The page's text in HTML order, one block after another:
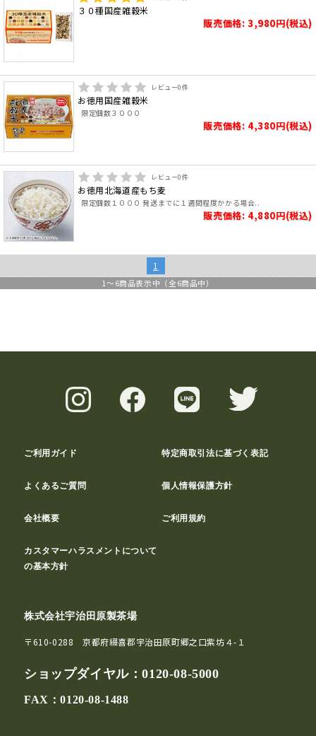
３０種国産雑穀米
販売価格: 3,980円(税込)
レビュー0件
お徳用国産雑穀米
限定個数３０００
販売価格: 4,380円(税込)
レビュー0件
お徳用北海道産もち麦
限定個数１０００ 発送までに１週間程度かかる場合..
販売価格: 4,880円(税込)
1
1 ～6商品表示中（全6商品中）
ご利用ガイド 特定商取引法に基づく表記
よくあるご質問 個人情報保護方針
会社概要 ご利用規約
カスタマーハラスメントについて
の基本方針
株式会社宇治田原製茶場
〒610-0288 京都府綴喜郡宇治田原町郷之口紫坊４-１
ショップダイヤル：0120-08-5000
FAX：0120-08-1488